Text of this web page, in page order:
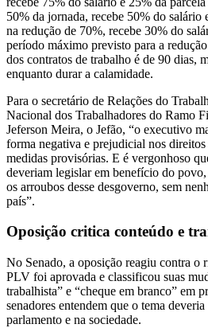
50% da jornada, recebe 50% do
na redução de 70%, recebe 30% do
período máximo previsto para a
dos contratos de trabalho é de 90 dias,
enquanto durar a calamidade.
Para o secretário de Relações do
Nacional dos Trabalhadores do Ramo
Jeferson Meira, o Jefão, “o executivo
forma negativa e prejudicial nos
medidas provisórias. E é vergonhoso
deveriam legislar em benefício do
os arroubos desse desgoverno, sem
país”.
Oposição critica conteúdo e
No Senado, a oposição reagiu contra o
PLV foi aprovada e classificou suas
trabalhista” e “cheque em branco” em
senadores entendem que o tema
parlamento e na sociedade.